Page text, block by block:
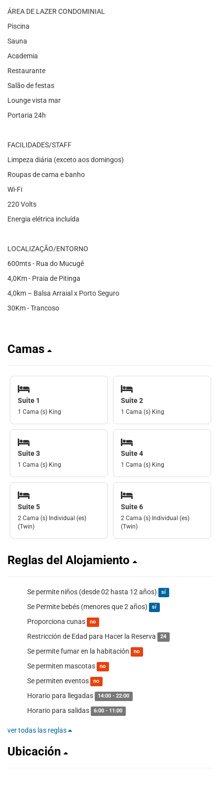
ÁREA DE LAZER CONDOMINIAL
Piscina
Sauna
Academia
Restaurante
Salão de festas
Lounge vista mar
Portaria 24h
FACILIDADES/STAFF
Limpeza diária (exceto aos domingos)
Roupas de cama e banho
Wi-Fi
220 Volts
Energia elétrica incluída
LOCALIZAÇÃO/ENTORNO
600mts - Rua do Mucugê
4,0Km - Praia de Pitinga
4,0km – Balsa Arraial x Porto Seguro
30Km - Trancoso
Camas
Suite 1
1 Cama (s) King
Suite 2
1 Cama (s) King
Suite 3
1 Cama (s) King
Suite 4
1 Cama (s) King
Suite 5
2 Cama (s) Individual (es)
(Twin)
Suite 6
2 Cama (s) Individual (es)
(Twin)
Reglas del Alojamiento
Se permite niños (desde 02 hasta 12 años) sí
Se Permite bebés (menores que 2 años) sí
Proporciona cunas no
Restricción de Edad para Hacer la Reserva 24
Se permite fumar en la habitación no
Se permiten mascotas no
Se permiten eventos no
Horario para llegadas 14:00 - 22:00
Horario para salidas 6:00 - 11:00
ver todas las reglas
Ubicación